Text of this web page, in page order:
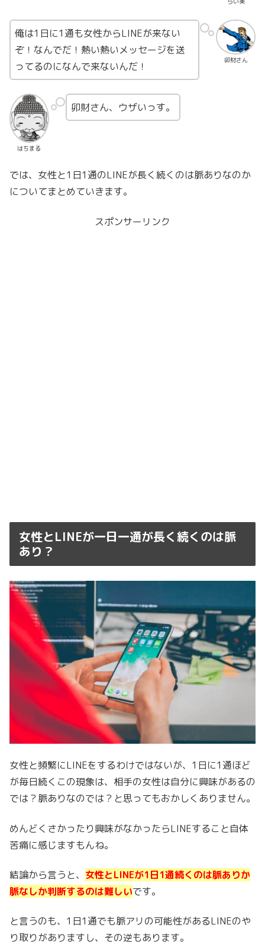
卯財さん
俺は1日に1通も女性からLINEが来ない
ぞ！なんでだ！熱い熱いメッセージを送
ってるのになんで来ないんだ！
はちまる
卯財さん、ウザいっす。
では、女性と1日1通のLINEが長く続くのは脈ありなのか
についてまとめていきます。
スポンサーリンク
女性とLINEが一日一通が長く続くのは脈
あり？
女性と頻繁にLINEをするわけではないが、1日に1通ほど
が毎日続くこの現象は、相手の女性は自分に興味があるの
では？脈ありなのでは？と思ってもおかしくありません。
めんどくさかったり興味がなかったらLINEすること自体
苦痛に感じますもんね。
結論から言うと、 女性とLINEが1日1通続くのは脈ありか
脈なしか判断するのは難しいです。
と言うのも、1日1通でも脈アリの可能性があるLINEのや
り取りがありますし、その逆もあります。